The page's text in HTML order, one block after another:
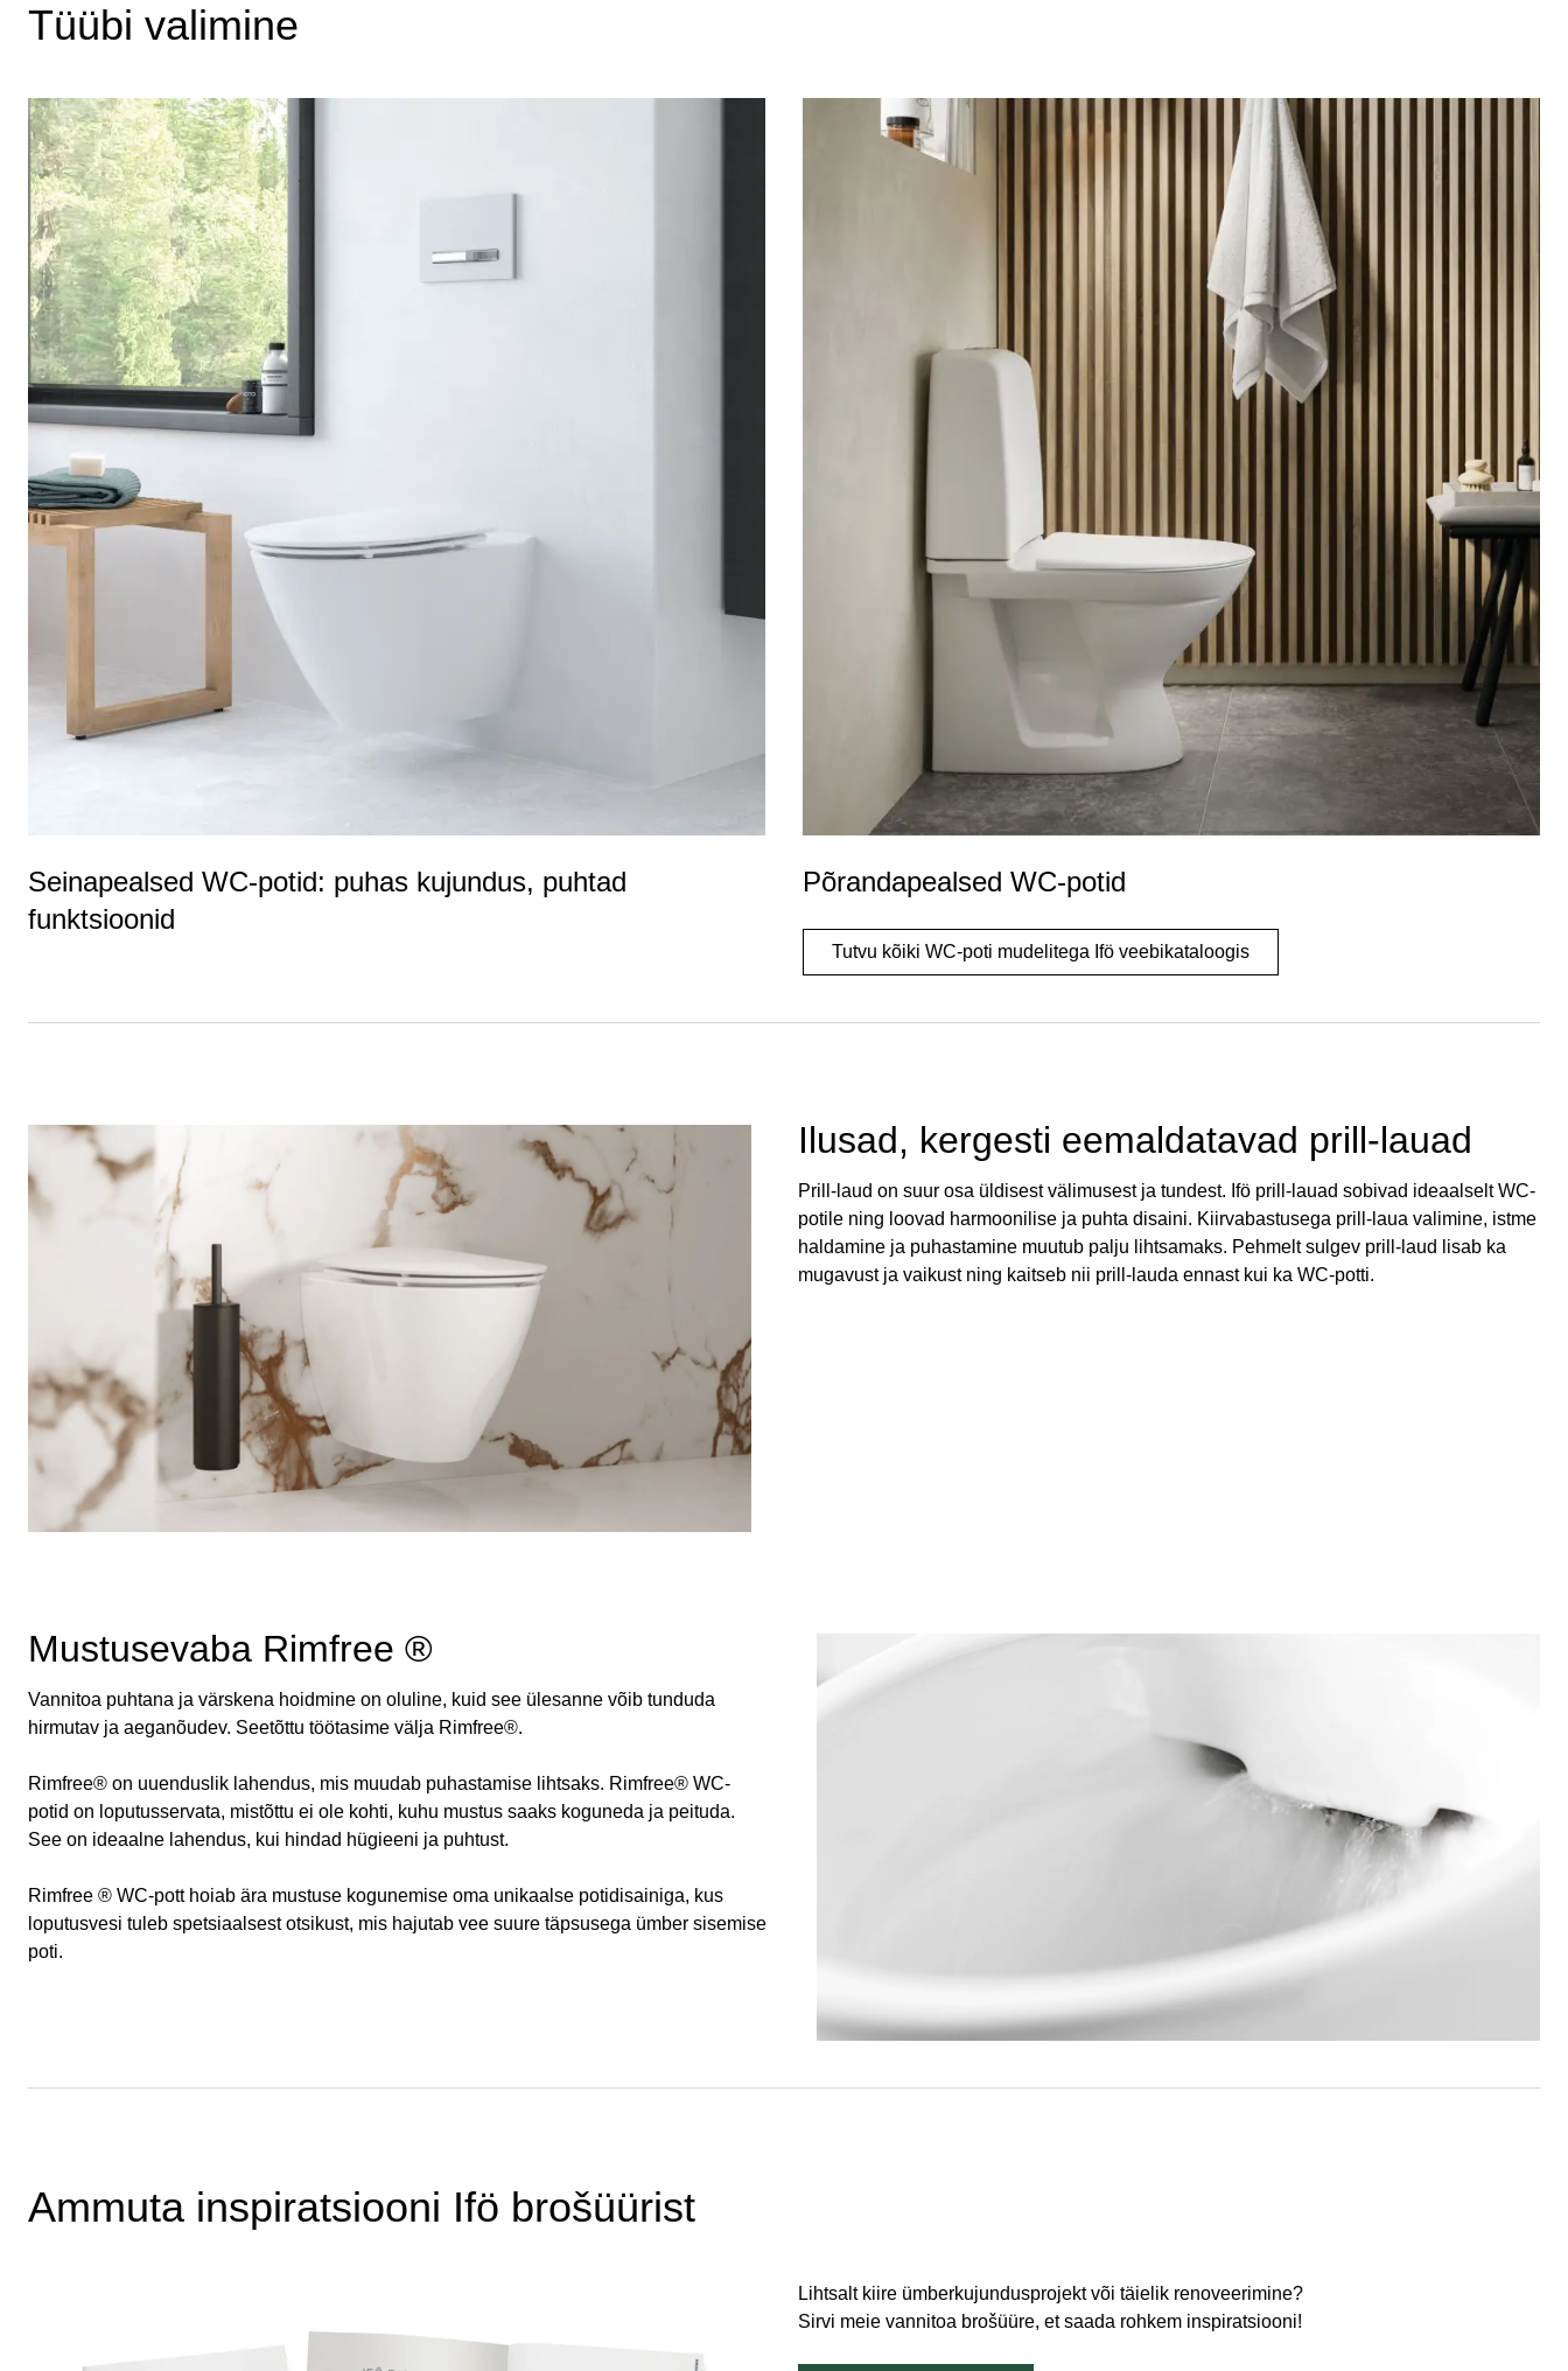
Tüübi valimine
Seinapealsed WC-potid: puhas kujundus, puhtad
funktsioonid
Põrandapealsed WC-potid
Tutvu kõiki WC-poti mudelitega Ifö veebikataloogis
Ilusad, kergesti eemaldatavad prill-lauad
Prill-laud on suur osa üldisest välimusest ja tundest. Ifö prill-lauad sobivad ideaalselt WC-
potile ning loovad harmoonilise ja puhta disaini. Kiirvabastusega prill-laua valimine, istme
haldamine ja puhastamine muutub palju lihtsamaks. Pehmelt sulgev prill-laud lisab ka
mugavust ja vaikust ning kaitseb nii prill-lauda ennast kui ka WC-potti.
Mustusevaba Rimfree ®
Vannitoa puhtana ja värskena hoidmine on oluline, kuid see ülesanne võib tunduda
hirmutav ja aeganõudev. Seetõttu töötasime välja Rimfree®.
Rimfree® on uuenduslik lahendus, mis muudab puhastamise lihtsaks. Rimfree® WC-
potid on loputusservata, mistõttu ei ole kohti, kuhu mustus saaks koguneda ja peituda.
See on ideaalne lahendus, kui hindad hügieeni ja puhtust.
Rimfree ® WC-pott hoiab ära mustuse kogunemise oma unikaalse potidisainiga, kus
loputusvesi tuleb spetsiaalsest otsikust, mis hajutab vee suure täpsusega ümber sisemise
poti.
Ammuta inspiratsiooni Ifö brošüürist
Lihtsalt kiire ümberkujundusprojekt või täielik renoveerimine?
Sirvi meie vannitoa brošüüre, et saada rohkem inspiratsiooni!